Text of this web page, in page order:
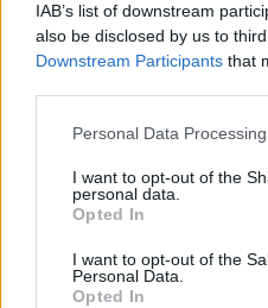
IAB’s list of downstream
also be disclosed by us to
Downstream Participants that
Please note that this website/
not limited to your visit or
grant or deny consent to
use your data for below
consent section.
Personal Data
I want to opt-out of the
personal data.
Opted In
I want to opt-out of the
Personal Data.
Opted In